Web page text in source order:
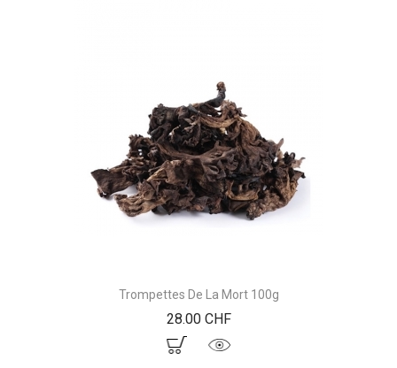
Trompettes De La Mort 100g
28.00 CHFPrix